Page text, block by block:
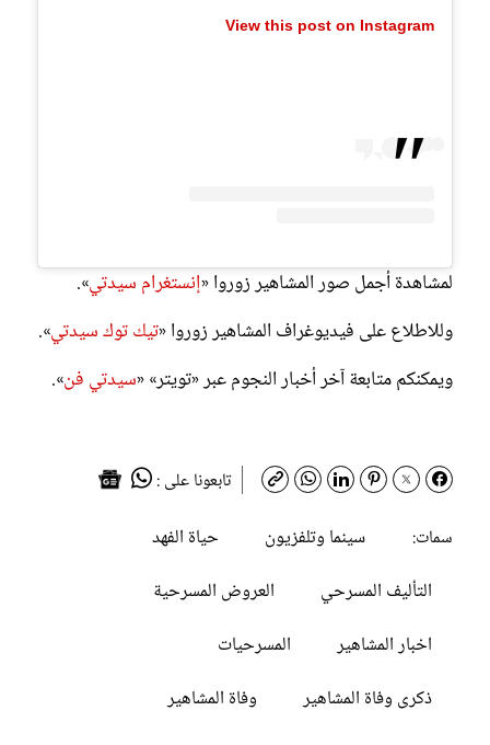
View this post on Instagram
لمشاهدة أجمل صور المشاهير زوروا «إنستغرام سيدتي».
وللاطلاع على فيديوغراف المشاهير زوروا «تيك توك سيدتي».
ويمكنكم متابعة آخر أخبار النجوم عبر «تويتر» «سيدتي فن».
تابعونا على :
سمات:
سينما وتلفزيون
حياة الفهد
التأليف المسرحي
العروض المسرحية
اخبار المشاهير
المسرحيات
ذكرى وفاة المشاهير
وفاة المشاهير